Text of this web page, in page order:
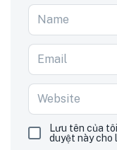
Lưu tên của
duyệt này cho